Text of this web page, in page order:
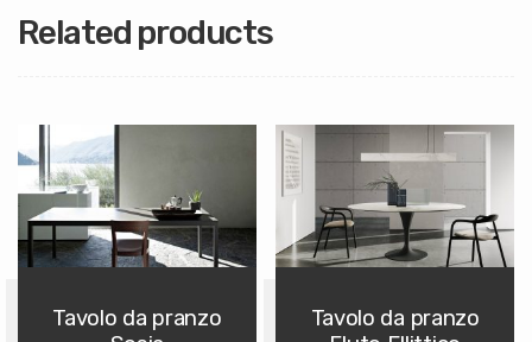
Related products
Tavolo da pranzo
Tavolo da pranzo